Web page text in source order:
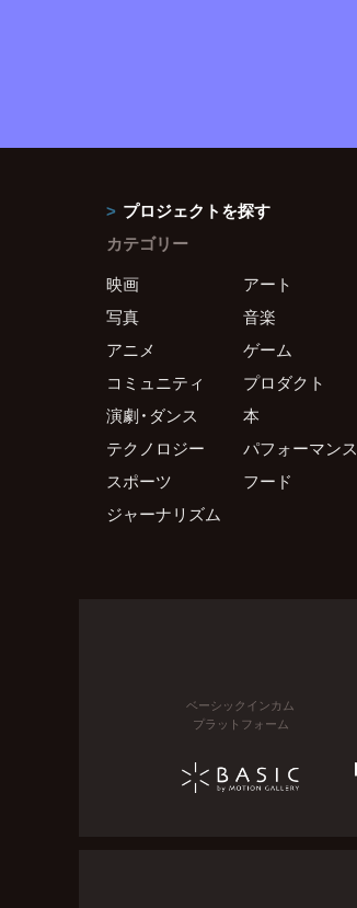
プロジェクトを探す
カテゴリー
映画
アート
写真
音楽
アニメ
ゲーム
コミュニティ
プロダクト
演劇・ダンス
本
テクノロジー
パフォーマンス
スポーツ
フード
ジャーナリズム
ベーシックインカム
プラットフォーム